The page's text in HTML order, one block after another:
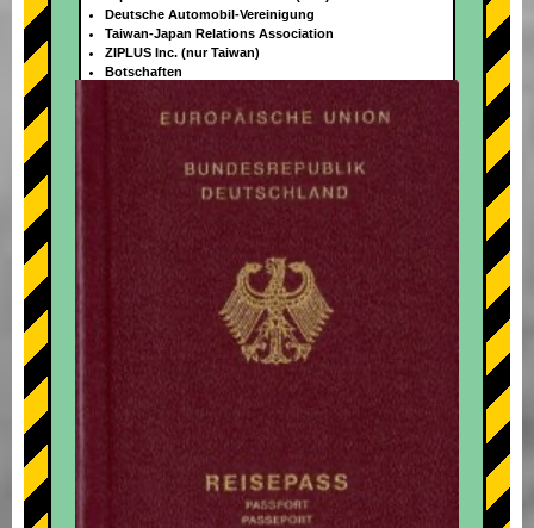
+
Deutsche Automobil-Vereinigung
Taiwan-Japan Relations Association
ZIPLUS Inc. (nur Taiwan)
Botschaften